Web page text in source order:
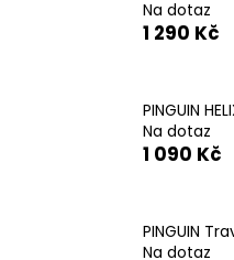
Na dotaz
1 290 Kč
PINGUIN
Na dotaz
1 090 Kč
PINGUIN
Na dotaz